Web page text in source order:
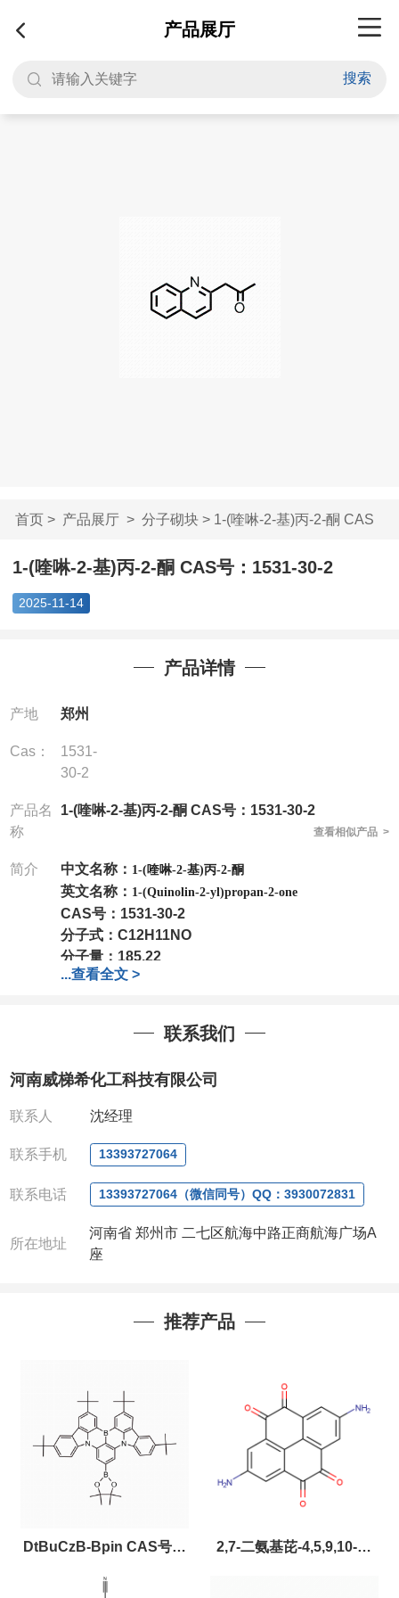
产品展厅
搜索
首页> 产品展厅> 分子砌块> 1-(喹啉-2-基)丙-2-酮 CAS
号...
1-(喹啉-2-基)丙-2-酮 CAS号：1531-30-2
2025-11-14
产品详情
产地 郑州
Cas：
1531-
30-2
产品名
称
1-(喹啉-2-基)丙-2-酮 CAS号：1531-30-2
查看相似产品 >
简介 中文名称： 1-(喹啉-2-基)丙-2-酮
英文名称： 1-(Quinolin-2-yl)propan-2-one
CAS号： 1531-30-2
分子式： C12H11NO
分子量： 185.22
包装：1Mg ; 5Mg;10Mg ;100Mg;250Mg ;500Mg
我司对高校及科研单位先发货和
作中有用到的试剂,欢迎前来询购
电话:0371-63377391/13393727064
QQ:3930072831
:13393727064
联系人: 沈晓东(欢迎致电
...查看全文 >
联系我们
河南威梯希化工科技有限公司
联系人 沈经理
联系手机 13393727064
联系电话 13393727064（微信同号）QQ：3930072831
所在地址
河南省 郑州市 二七区航海中路正商航海广场A
座
推荐产品
DtBuCzB-Bpin CAS号：
2643331-97-7
2,7-二氨基芘-4,5,9,10-四